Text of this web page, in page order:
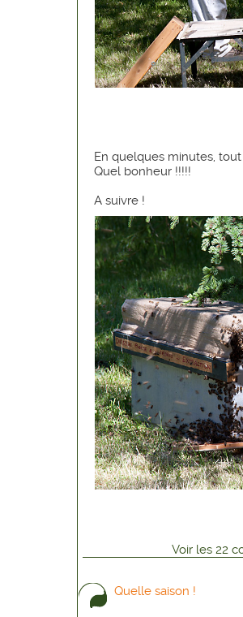
En quelques minutes,
Quel bonheur !!!!!
A suivre !
Voir les 22
Quelle saison !